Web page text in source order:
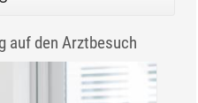
auf den Arztbesuch